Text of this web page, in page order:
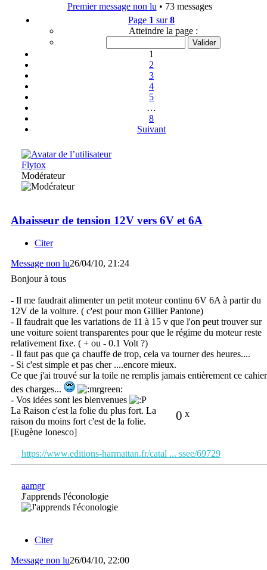
Premier message non lu • 73 messages
Page 1 sur8
Atteindre la page :
1
2
3
4
5
…
8
Suivant
Flytox
Modérateur
Abaisseur de tension 12V vers 6V et 6A
Citer
Message non lu26/04/10, 21:24
Bonjour à tous
- Il me faudrait alimenter un petit moteur continu 6V 6A à partir du
12V de la voiture. ( c'est pour mon Gillier Pantone)
- Il faudrait que les variations de 11 à 15 v que l'on peut trouver sur
une voiture soient transparentes pour que le régime du moteur reste
relativement fixe. ( + ou - 0.1 Volt ?)
- Il faut pas que ça chauffe de trop, cela va tourner des heures....
- Si c'est simple et pas cher ....encore mieux.
Ce que j'ai trouvé sur la toile ne remplis jamais entièrement ce cahier
des charges...
- Vos idées sont les bienvenues
0 x
La Raison c'est la folie du plus fort. La
raison du moins fort c'est de la folie.
[Eugène Ionesco]
https://www.editions-harmattan.fr/catal ... ssee/69729
aamgr
J'apprends l'éconologie
Citer
Message non lu26/04/10, 22:00